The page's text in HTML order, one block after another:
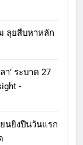
ลุยสืบหาหลัก
’ ระบาด 27
-
นยิงปืนวันแรก